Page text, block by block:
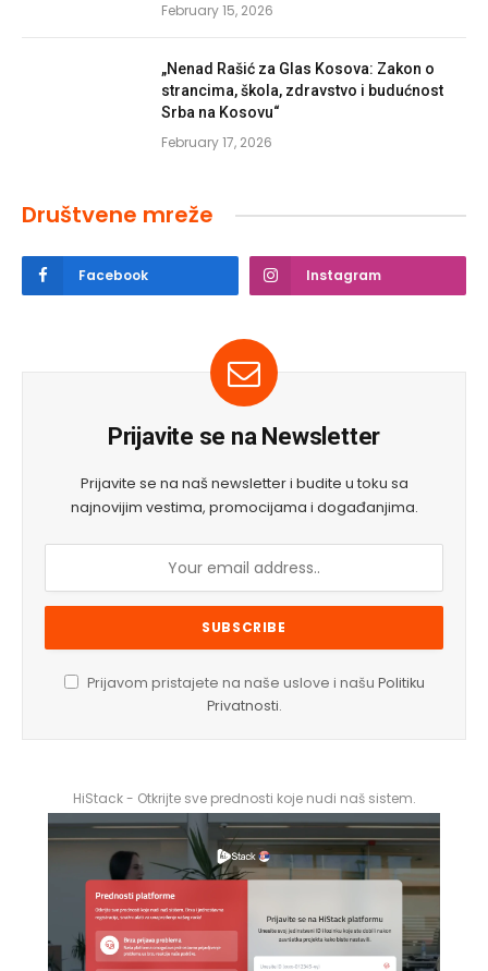
February 15, 2026
„Nenad Rašić za Glas Kosova: Zakon o
strancima, škola, zdravstvo i budućnost
Srba na Kosovu“
February 17, 2026
Društvene mreže
Facebook Instagram
Prijavite se na Newsletter
Prijavite se na naš newsletter i budite u toku sa
najnovijim vestima, promocijama i događanjima.
Prijavom pristajete na naše uslove i našu Politiku
Privatnosti.
HiStack - Otkrijte sve prednosti koje nudi naš sistem.